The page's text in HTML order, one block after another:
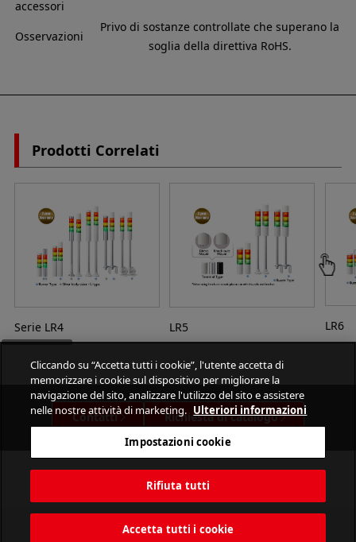
accessori
Osservazioni
Privo di sostanze controllate che superano la
soglia della direttiva RoHS.
Prodotti Correlati
Serie LR4 LR5 LR6
Contatti Richiesta di catalogo
PATLITE CORPORATION. All Rights Reserved.
Cliccando su “Accetta tutti i cookie”, l'utente accetta di
memorizzare i cookie sul dispositivo per migliorare la
navigazione del sito, analizzare l'utilizzo del sito e assistere
nelle nostre attività di marketing. Ulteriori informazioni
Impostazioni cookie
Rifiuta tutti
Accetta tutti i cookie